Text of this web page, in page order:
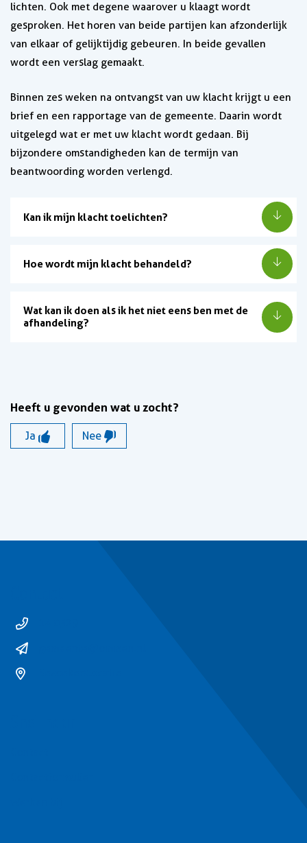
lichten. Ook met degene waarover u klaagt wordt
gesproken. Het horen van beide partijen kan afzonderlijk
van elkaar of gelijktijdig gebeuren. In beide gevallen
wordt een verslag gemaakt.
Binnen zes weken na ontvangst van uw klacht krijgt u een
brief en een rapportage van de gemeente. Daarin wordt
uitgelegd wat er met uw klacht wordt gedaan. Bij
bijzondere omstandigheden kan de termijn van
beantwoording worden verlengd.
Kan ik mijn klacht toelichten?
Hoe wordt mijn klacht behandeld?
Wat kan ik doen als ik het niet eens ben met de
afhandeling?
Heeft u gevonden wat u zocht?
Ja Nee